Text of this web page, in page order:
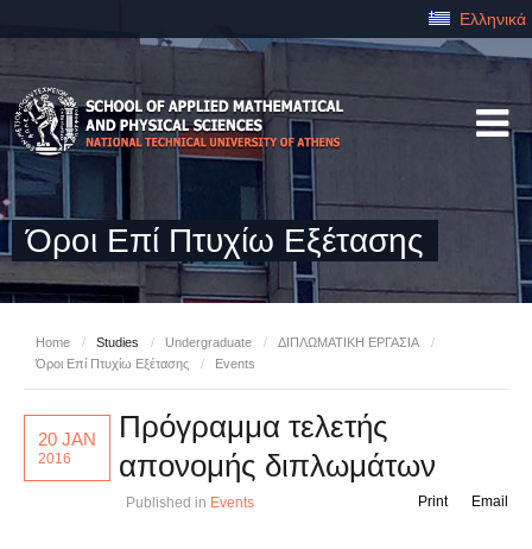
Ελληνικά
Όροι Επί Πτυχίω Εξέτασης
Home / Studies / Undergraduate / ΔΙΠΛΩΜΑΤΙΚΗ ΕΡΓΑΣΙΑ
/
Όροι Επί Πτυχίω Εξέτασης
/ Events
20 JAN
2016
Πρόγραμμα τελετής
απονομής διπλωμάτων
Published in Events Email
Print